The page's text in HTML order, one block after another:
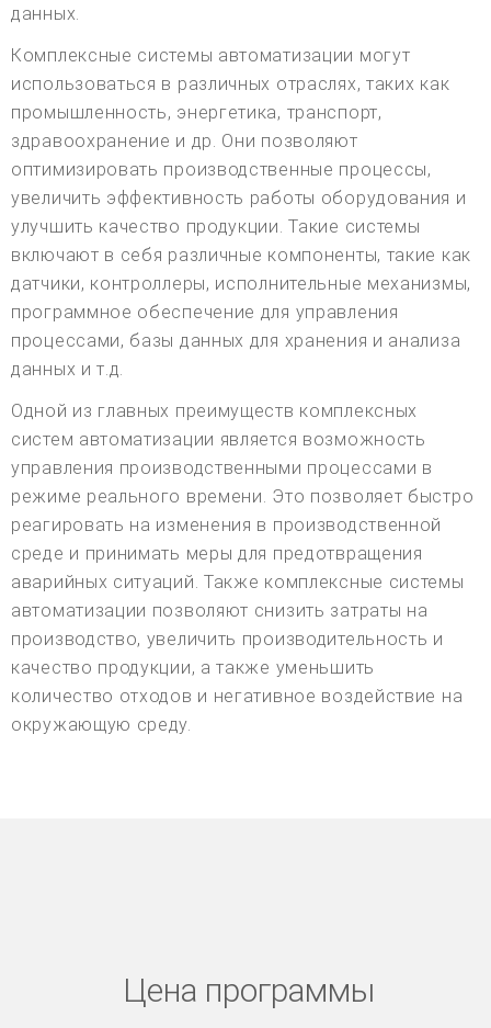
данных.
Комплексные системы автоматизации могут
использоваться в различных отраслях, таких как
промышленность, энергетика, транспорт,
здравоохранение и др. Они позволяют
оптимизировать производственные процессы,
увеличить эффективность работы оборудования и
улучшить качество продукции. Такие системы
включают в себя различные компоненты, такие как
датчики, контроллеры, исполнительные механизмы,
программное обеспечение для управления
процессами, базы данных для хранения и анализа
данных и т.д.
Одной из главных преимуществ комплексных
систем автоматизации является возможность
управления производственными процессами в
режиме реального времени. Это позволяет быстро
реагировать на изменения в производственной
среде и принимать меры для предотвращения
аварийных ситуаций. Также комплексные системы
автоматизации позволяют снизить затраты на
производство, увеличить производительность и
качество продукции, а также уменьшить
количество отходов и негативное воздействие на
окружающую среду.
Цена программы